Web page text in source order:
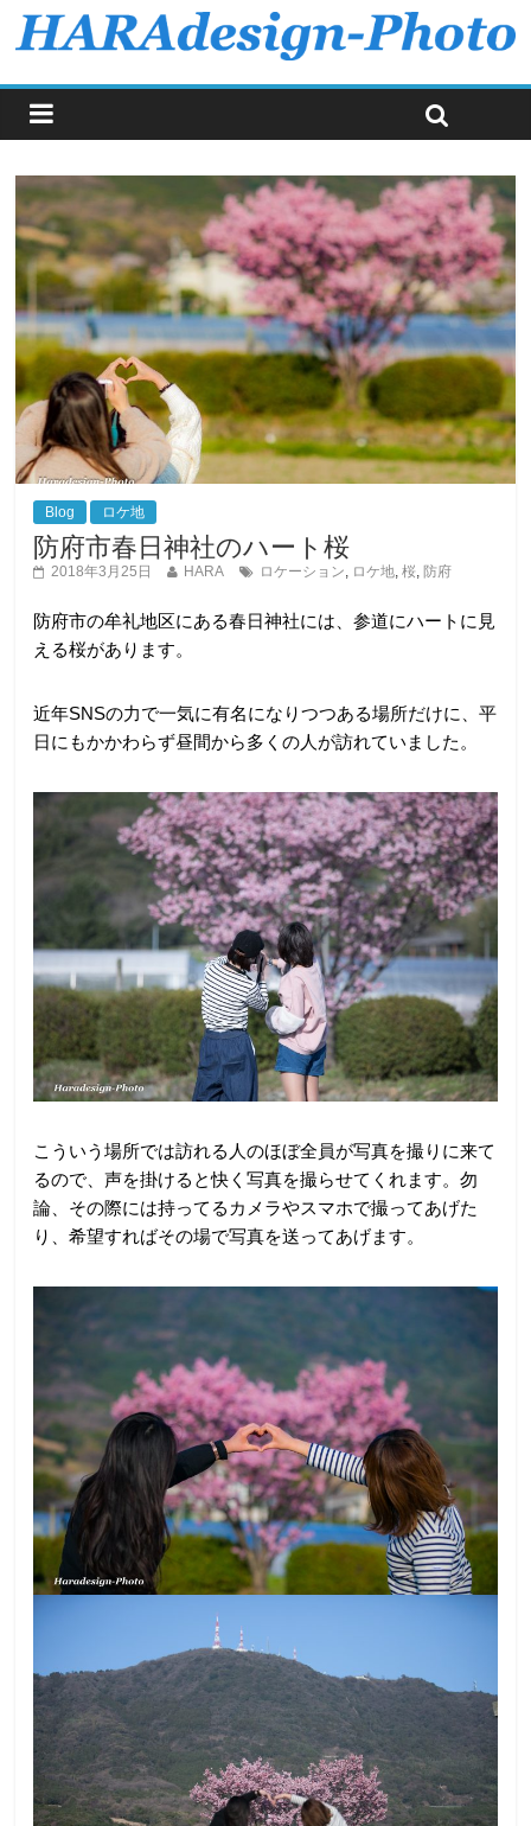
Blog ロケ地
防府市春日神社のハート桜
2018年3月25日 HARA ロケーション, ロケ地,桜, 防府
防府市の牟礼地区にある春日神社には、参道にハートに見
える桜があります。
近年SNSの力で一気に有名になりつつある場所だけに、平
日にもかかわらず昼間から多くの人が訪れていました。
こういう場所では訪れる人のほぼ全員が写真を撮りに来て
るので、声を掛けると快く写真を撮らせてくれます。勿
論、その際には持ってるカメラやスマホで撮ってあげた
り、希望すればその場で写真を送ってあげます。